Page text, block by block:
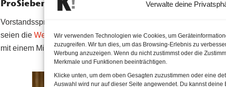
Verwalte deine
Wir verwenden Technologien wie Cookies, um
zuzugreifen. Wir tun dies, um das Browsing-Erlebnis zu
Werbung anzuzeigen. Wenn du nicht zustimmst oder die
Merkmale und Funktionen beeinträchtigen.
Klicke unten, um dem oben Gesagten zuzustimmen oder eine
Auswahl wird nur auf dieser Seite angewendet. Du kannst deine
ProSiebenSat.1 macht Verlust
Vorstandssprecher Rainer Beaujean sah am Freitag jedoch ein
seien die Werbeerlösenur noch um 20 Prozent niedriger als im
mit einem Minus von rund 10 Prozent eine weitere Verbesserung